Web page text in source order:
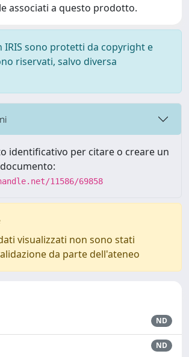
associati a questo prodotto.
IRIS sono protetti da copyright e
riservati, salvo diversa
identificativo per citare o creare un
11586/69858
visualizzati non sono stati
da parte dell'ateneo
ND
ND